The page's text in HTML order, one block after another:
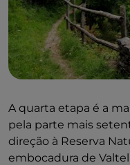
A quarta etapa é a
pela parte mais
direção à Reserva
embocadura de